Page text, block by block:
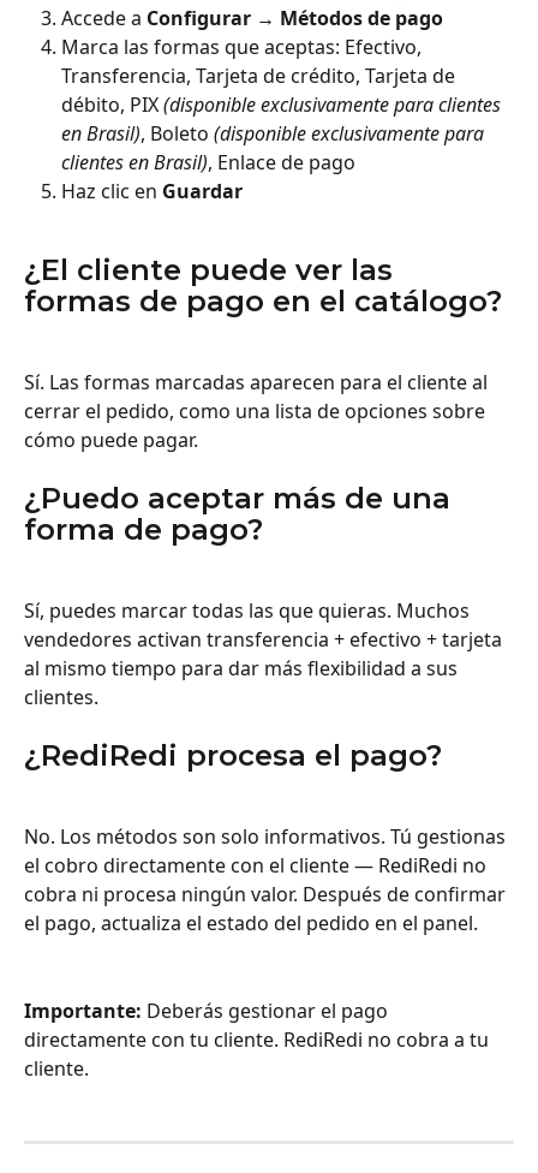
Accede a Configurar → Métodos de pago
Marca las formas que aceptas: Efectivo,
Transferencia, Tarjeta de crédito, Tarjeta de
débito, PIX (disponible exclusivamente para clientes
en Brasil), Boleto (disponible exclusivamente para
clientes en Brasil), Enlace de pago
Haz clic en Guardar
¿El cliente puede ver las
formas de pago en el catálogo?
Sí. Las formas marcadas aparecen para el cliente al
cerrar el pedido, como una lista de opciones sobre
cómo puede pagar.
¿Puedo aceptar más de una
forma de pago?
Sí, puedes marcar todas las que quieras. Muchos
vendedores activan transferencia + efectivo + tarjeta
al mismo tiempo para dar más flexibilidad a sus
clientes.
¿RediRedi procesa el pago?
No. Los métodos son solo informativos. Tú gestionas
el cobro directamente con el cliente — RediRedi no
cobra ni procesa ningún valor. Después de confirmar
el pago, actualiza el estado del pedido en el panel.
Importante: Deberás gestionar el pago
directamente con tu cliente. RediRedi no cobra a tu
cliente.